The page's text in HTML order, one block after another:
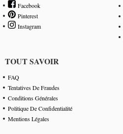
Facebook
Pinterest
Instagram
TOUT SAVOIR
FAQ
Tentatives De Fraudes
Conditions Générales
Politique De Confidentialité
Mentions Légales